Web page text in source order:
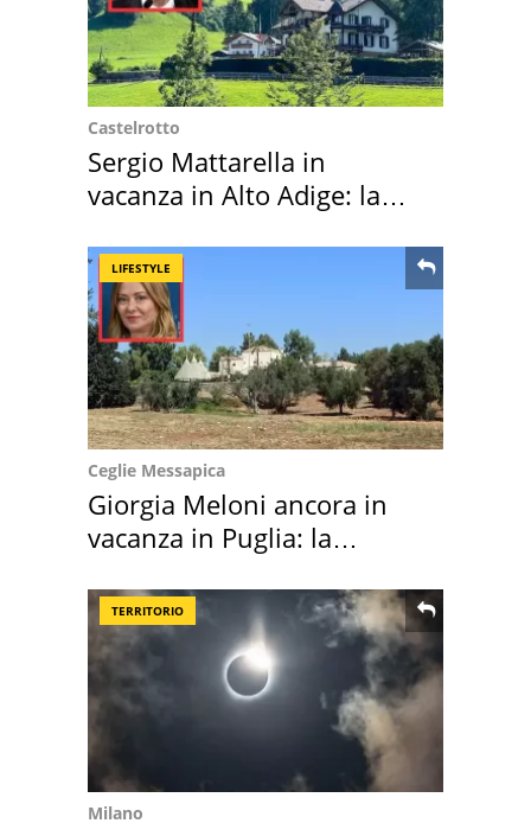
Castelrotto
Sergio Mattarella in
vacanza in Alto Adige: la
LIFESTYLE
Ceglie Messapica
Giorgia Meloni ancora in
vacanza in Puglia: la
TERRITORIO
Milano